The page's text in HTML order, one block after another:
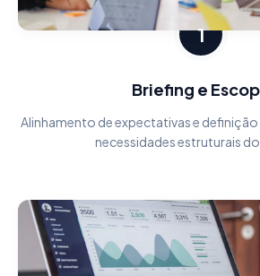
1
Briefing e
Alinhamento de expectativas e
necessidades estruturais